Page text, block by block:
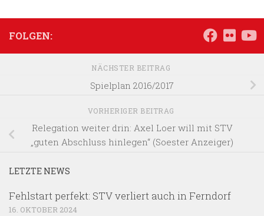
FOLGEN:
NÄCHSTER BEITRAG
Spielplan 2016/2017
VORHERIGER BEITRAG
Relegation weiter drin: Axel Loer will mit STV
„guten Abschluss hinlegen“ (Soester Anzeiger)
LETZTE NEWS
Fehlstart perfekt: STV verliert auch in Ferndorf
16. OKTOBER 2024